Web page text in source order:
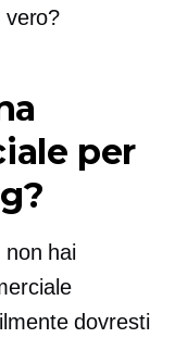
vero?
per
non hai
dovresti